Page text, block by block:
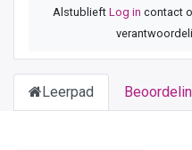
AlstublieftLog in contact
Leerpad